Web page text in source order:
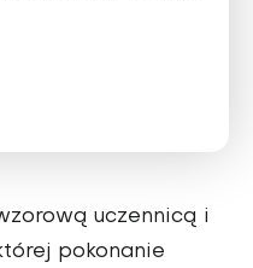
uczennicą i
pokonanie